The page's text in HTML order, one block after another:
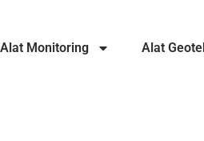
Alat Monitoring Alat